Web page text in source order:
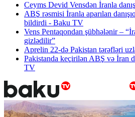
Ceyms Devid Vensdən İranla
ABŞ rəsmisi İranla aparılan
bildirdi - Baku TV
Vens Pentaqondan şübhələnir –
gizlədilir”
Aprelin 22-də Pakistan tərəfləri
Pakistanda keçirilən ABŞ və İran
TV